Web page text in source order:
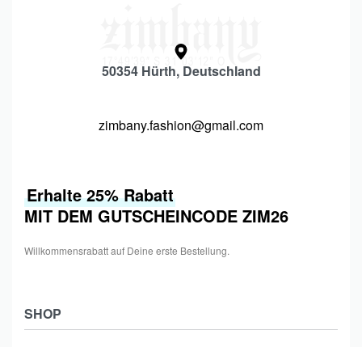
50354 Hürth, Deutschland
zimbany.fashion@gmail.com
SHOP
Erhalte 25% Rabatt
MIT DEM GUTSCHEINCODE ZIM26
Willkommensrabatt auf Deine erste Bestellung.